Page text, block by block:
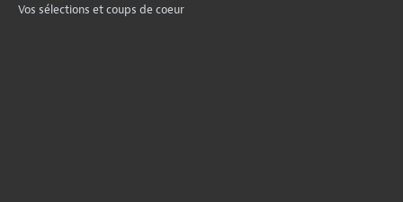
Vos sélections et coups de coeur